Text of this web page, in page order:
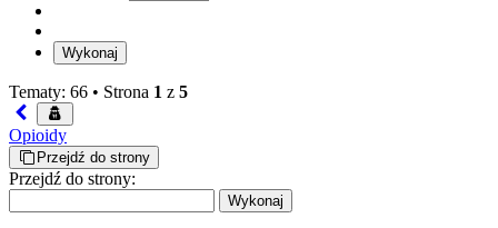
Tematy: 66 • Strona 1 z 5
Opioidy
Przejdź do strony
Przejdź do strony: